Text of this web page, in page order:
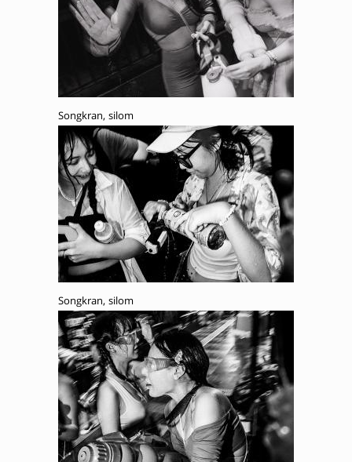
Songkran, silom
Songkran, silom